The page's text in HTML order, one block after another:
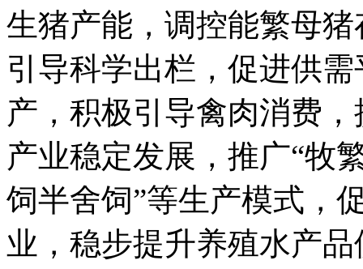
生猪产能，调控能繁母
引导科学出栏，促进供
产，积极引导禽肉消费
产业稳定发展，推广“牧
饲半舍饲”等生产模式，
业，稳步提升养殖水产